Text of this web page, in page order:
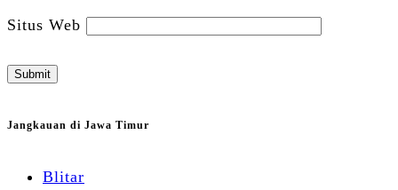
Situs Web
Jangkauan di Jawa Timur
Blitar